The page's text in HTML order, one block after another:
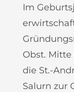
Im
Obst.
die St.-
Salurn zur